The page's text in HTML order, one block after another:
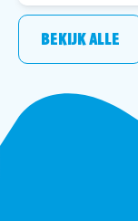
BEKIJK ALLE